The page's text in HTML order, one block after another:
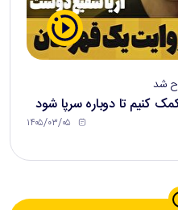
شد
کنیم تا دوباره سرپا شود
۱۴۰۵/۰۳/۰۵